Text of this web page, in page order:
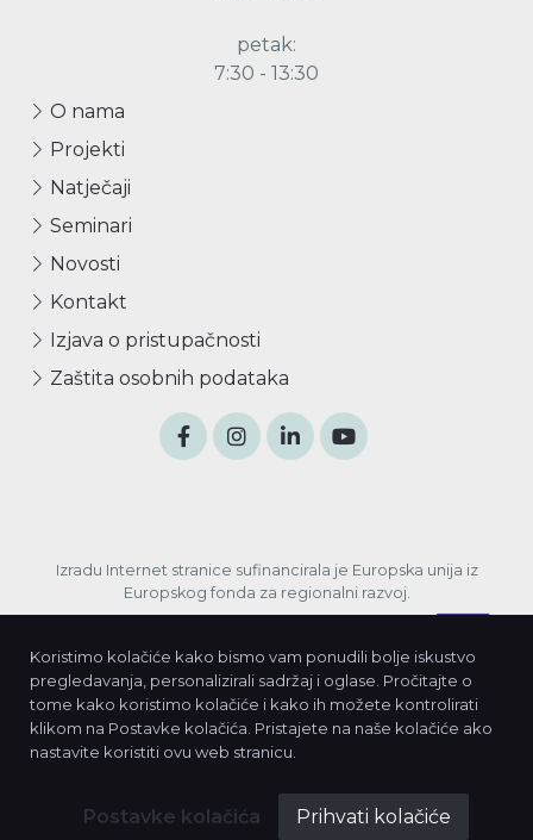
petak:
7:30 - 13:30
O nama
Projekti
Natječaji
Seminari
Novosti
Kontakt
Izjava o pristupačnosti
Zaštita osobnih podataka
Izradu Internet stranice sufinancirala je Europska unija iz
Europskog fonda za regionalni razvoj.
županije REDEA
Koristimo kolačiće kako bismo vam ponudili bolje iskustvo
pregledavanja, personalizirali sadržaj i oglase. Pročitajte o
tome kako koristimo kolačiće i kako ih možete kontrolirati
klikom na Postavke kolačića. Pristajete na naše kolačiće ako
nastavite koristiti ovu web stranicu.
Postavke kolačića Prihvati kolačiće